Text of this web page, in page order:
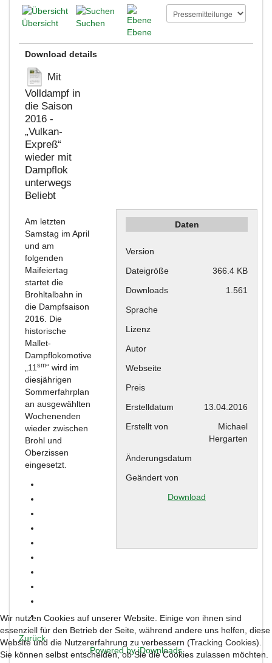
Übersicht
Suchen
Ebene
Download details
Mit
Volldampf in
die Saison
2016 -
„Vulkan-
Expreß“
wieder mit
Dampflok
unterwegs
Beliebt
Am letzten
Samstag im April
und am
folgenden
Maifeiertag
startet die
Brohltalbahn in
die Dampfsaison
2016. Die
historische
Mallet-
Dampflokomotive
„11 sm“ wird im
diesjährigen
Sommerfahrplan
an ausgewählten
Wochenenden
wieder zwischen
Brohl und
Oberzissen
eingesetzt.
Daten
Version
Dateigröße
366.4 KB
Downloads
1.561
Sprache
Lizenz
Autor
Webseite
Preis
Erstelldatum
13.04.2016
Erstellt von
Michael
Hergarten
Änderungsdatum
Geändert von
Download
Zurück
Powered by jDownloads
Wir nutzen Cookies auf unserer Website. Einige von ihnen sind
essenziell für den Betrieb der Seite, während andere uns helfen, diese
Website und die Nutzererfahrung zu verbessern (Tracking Cookies).
Sie können selbst entscheiden, ob Sie die Cookies zulassen möchten.